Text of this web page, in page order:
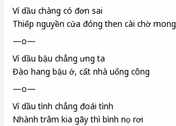
Ví dầu chàng có đơn sai
Thiếp nguyền cửa đóng then cài chờ mong
—o—
Ví dầu bậu chẳng ưng ta
Đào hang bậu ở, cất nhà uổng công
—o—
Ví dầu tình chẳng đoái tình
Nhành trâm kia gãy thì bình nọ rơi